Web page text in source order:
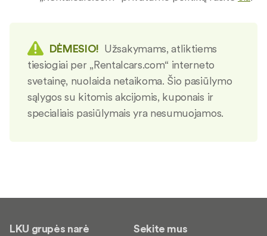
DĖMESIO! Užsakymams, atliktiems
tiesiogiai per „Rentalcars.com“ interneto
svetainę, nuolaida netaikoma. Šio pasiūlymo
sąlygos su kitomis akcijomis, kuponais ir
specialiais pasiūlymais yra nesumuojamos.
LKU grupės narė Sekite mus